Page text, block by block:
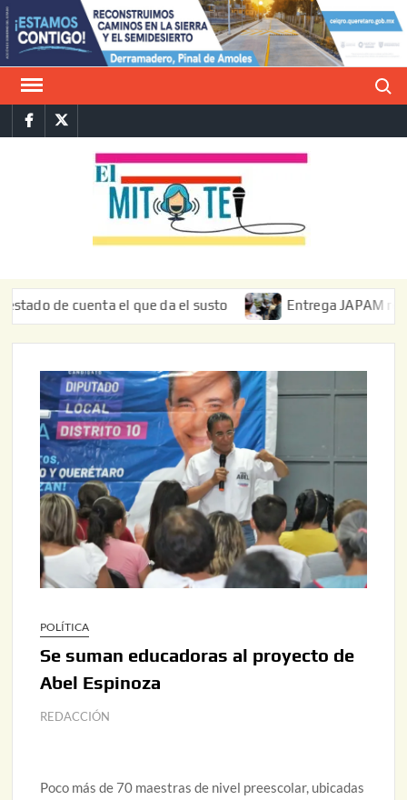
Saltar
al
contenido
FacebookTwitter
cuenta el que da el susto Entrega JAPAM
POLÍTICA
Se suman educadoras al proyecto de
Abel Espinoza
REDACCIÓN
Poco más de 70 maestras de nivel preescolar, ubicadas